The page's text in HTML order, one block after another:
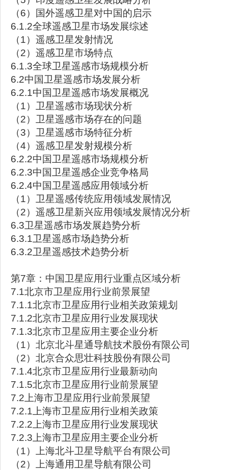
（6）国外遥感卫星对中国的启示
6.1.2全球遥感卫星市场发展综述
（1）遥感卫星发射情况
（2）遥感卫星市场特点
6.1.3全球卫星遥感市场规模分析
6.2中国卫星遥感市场发展分析
6.2.1中国卫星遥感市场发展概况
（1）卫星遥感市场现状分析
（2）卫星遥感市场存在的问题
（3）卫星遥感市场特征分析
（4）遥感卫星发射规模分析
6.2.2中国卫星遥感市场规模分析
6.2.3中国卫星遥感企业竞争格局
6.2.4中国卫星遥感应用领域分析
（1）卫星遥感传统应用领域发展情况
（2）遥感卫星新兴应用领域发展情况分析
6.3卫星遥感市场发展趋势分析
6.3.1卫星遥感市场趋势分析
6.3.2卫星遥感技术趋势分析
第7章：中国卫星应用行业重点区域分析
7.1北京市卫星应用行业前景展望
7.1.1北京市卫星应用行业相关政策规划
7.1.2北京市卫星应用行业发展现状
7.1.3北京市卫星应用主要企业分析
（1）北京北斗星通导航技术股份有限公司
（2）北京合众思壮科技股份有限公司
7.1.4北京市卫星应用行业最新动向
7.1.5北京市卫星应用行业前景展望
7.2上海市卫星应用行业前景展望
7.2.1上海市卫星应用行业相关政策
7.2.2上海市卫星应用行业发展现状
7.2.3上海市卫星应用主要企业分析
（1）上海北斗卫星导航平台有限公司
（2）上海通用卫星导航有限公司